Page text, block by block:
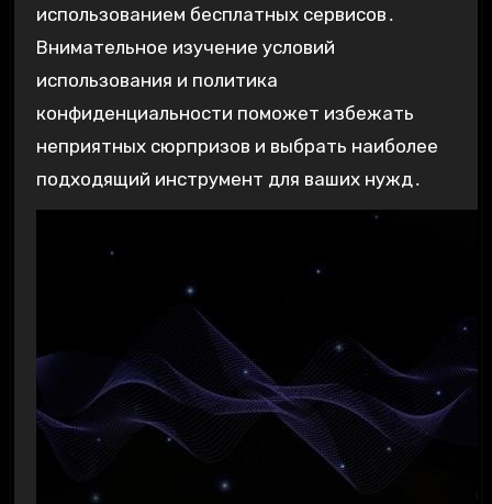
использованием бесплатных сервисов․
Внимательное изучение условий
использования и политика
конфиденциальности поможет избежать
неприятных сюрпризов и выбрать наиболее
подходящий инструмент для ваших нужд․